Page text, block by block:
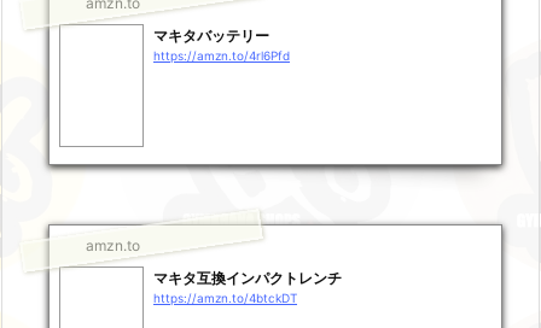
マキタバッテリー
https://amzn.to/4rl6Pfd
amzn.to
マキタ互換インパクトレンチ
https://amzn.to/4btckDT